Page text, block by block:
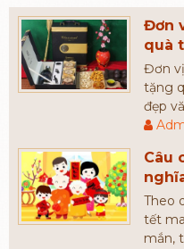
Đơn
quà
mẫu
Đơn
tặng
đẹp
nào,
Đó
mới,
muốn
cao
người
Câu
Theo
tết
mắn,